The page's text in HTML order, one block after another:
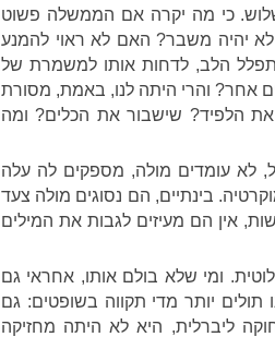
שלוש. כי מה יקרה אם הממשלה פשוט
יהיה משבר? האם לא ראוי להמנע
הלב, לדחות אותו למשמרת של
אחר? והרי היתה לנו, באמת, מסורת
הלפיד? שישבור את הכלים? ומה
לא עומדים מולה, מספקים לה עלה
בינתיים, הם נסוגים מולה צעד
אין הם מעיזים לגבות את המילים
ומי שלא בולם אותו, אחראי גם
יותר מדי תקווה בשופטים: גם
ליברלית, היא לא היתה מחזיקה